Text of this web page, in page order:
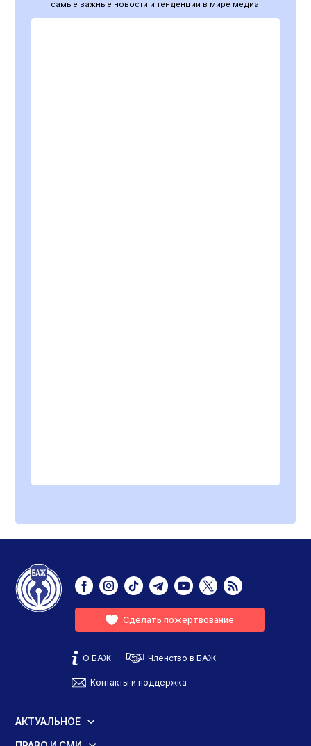
самые важные новости и тенденции в мире медиа.
Сделать пожертвование
О БАЖ Членство в БАЖ
Контакты и поддержка
АКТУАЛЬНОЕ